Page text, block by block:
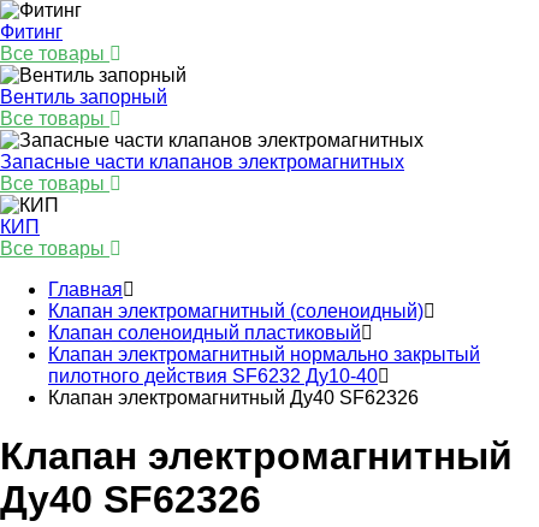
Фитинг
Все товары
Вентиль запорный
Все товары
Запасные части клапанов электромагнитных
Все товары
КИП
Все товары
Главная
Клапан электромагнитный (соленоидный)
Клапан соленоидный пластиковый
Клапан электромагнитный нормально закрытый
пилотного действия SF6232 Ду10-40
Клапан электромагнитный Ду40 SF62326
Клапан электромагнитный
Ду40 SF62326